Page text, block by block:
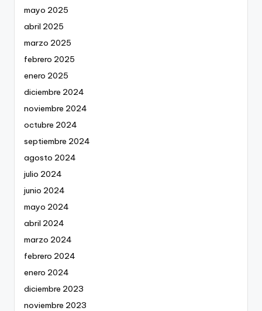
mayo 2025
abril 2025
marzo 2025
febrero 2025
enero 2025
diciembre 2024
noviembre 2024
octubre 2024
septiembre 2024
agosto 2024
julio 2024
junio 2024
mayo 2024
abril 2024
marzo 2024
febrero 2024
enero 2024
diciembre 2023
noviembre 2023